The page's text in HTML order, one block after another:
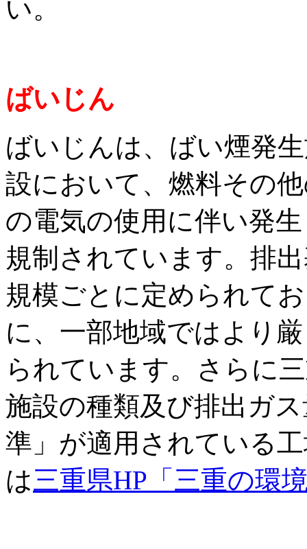
い。
ばいじん
ばいじんは、ばい煙発
設において、燃料その
の電気の使用に伴い発
規制されています。排
規模ごとに定められて
に、一部地域ではより
られています。さらに
施設の種類及び排出ガ
準」が適用されている
は三重県HP「三重の環